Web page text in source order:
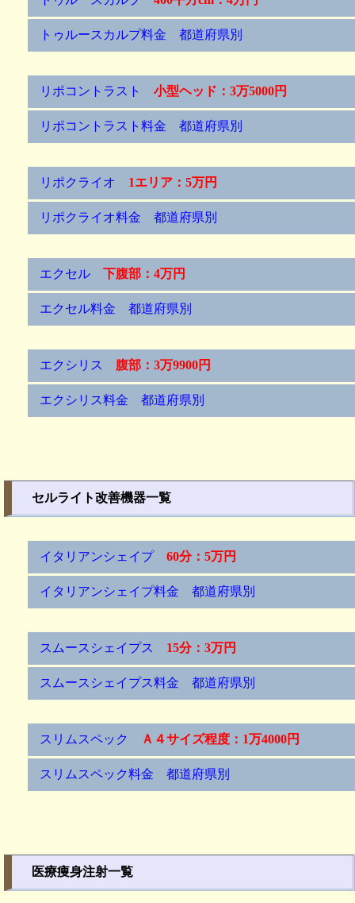
トゥルースカルプ料金 都道府県別
リポコントラスト 小型ヘッド：3万5000円
リポコントラスト料金 都道府県別
リポクライオ 1エリア：5万円
リポクライオ料金 都道府県別
エクセル 下腹部：4万円
エクセル料金 都道府県別
エクシリス 腹部：3万9900円
エクシリス料金 都道府県別
セルライト改善機器一覧
イタリアンシェイプ 60分：5万円
イタリアンシェイプ料金 都道府県別
スムースシェイプス 15分：3万円
スムースシェイプス料金 都道府県別
スリムスペック Ａ４サイズ程度：1万4000円
スリムスペック料金 都道府県別
医療痩身注射一覧